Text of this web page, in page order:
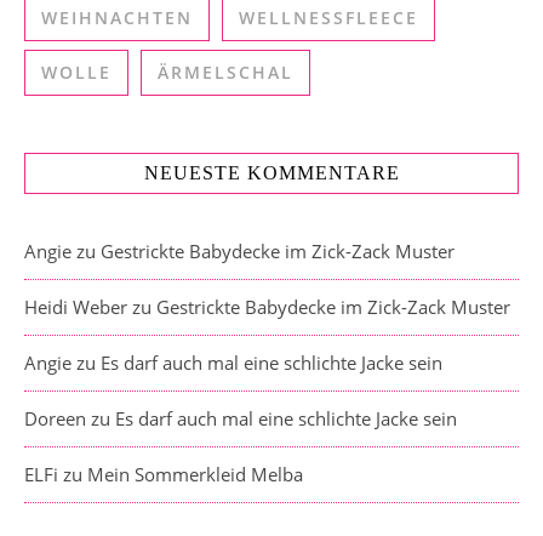
WEIHNACHTEN WELLNESSFLEECE
WOLLE ÄRMELSCHAL
NEUESTE KOMMENTARE
Angie zu Gestrickte Babydecke im Zick-Zack Muster
Heidi Weber zu Gestrickte Babydecke im Zick-Zack Muster
Angie zu Es darf auch mal eine schlichte Jacke sein
Doreen zu Es darf auch mal eine schlichte Jacke sein
ELFi zu Mein Sommerkleid Melba